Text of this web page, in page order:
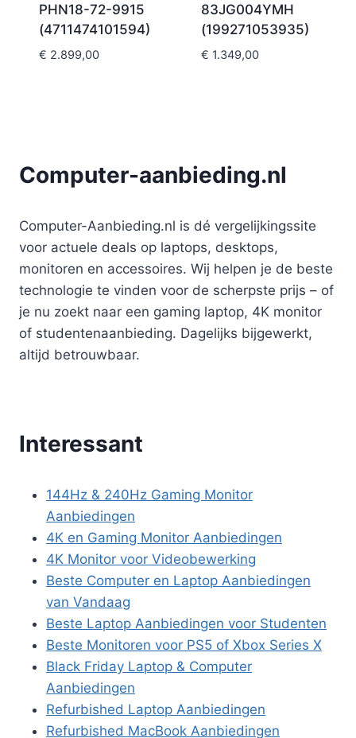
PHN18-72-9915
(4711474101594)
€ 2.899,00
83JG004YMH
(199271053935)
€ 1.349,00
Computer-aanbieding.nl
Computer-Aanbieding.nl is dé vergelijkingssite
voor actuele deals op laptops, desktops,
monitoren en accessoires. Wij helpen je de beste
technologie te vinden voor de scherpste prijs – of
je nu zoekt naar een gaming laptop, 4K monitor
of studentenaanbieding. Dagelijks bijgewerkt,
altijd betrouwbaar.
Interessant
144Hz & 240Hz Gaming Monitor
Aanbiedingen
4K en Gaming Monitor Aanbiedingen
4K Monitor voor Videobewerking
Beste Computer en Laptop Aanbiedingen
van Vandaag
Beste Laptop Aanbiedingen voor Studenten
Beste Monitoren voor PS5 of Xbox Series X
Black Friday Laptop & Computer
Aanbiedingen
Refurbished Laptop Aanbiedingen
Refurbished MacBook Aanbiedingen